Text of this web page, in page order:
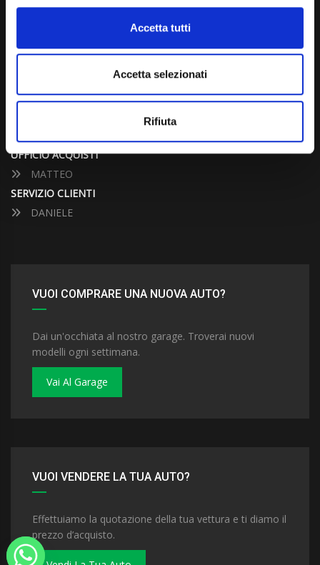
Accetta tutti
Accetta selezionati
Rifiuta
Domenica: chiuso
CONTATTA UN CONSULENTE
UFFICIO VENDITE
UFFICIO ACQUISTI
MATTEO
SERVIZIO CLIENTI
DANIELE
VUOI COMPRARE UNA NUOVA AUTO?
Dai un'occhiata al nostro garage. Troverai nuovi
modelli ogni settimana.
Vai Al Garage
VUOI VENDERE LA TUA AUTO?
Effettuiamo la quotazione della tua vettura e ti diamo il
prezzo d’acquisto.